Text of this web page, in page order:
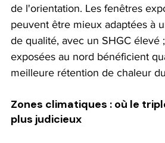
de l'orientation. Les fenêtres
peuvent être mieux adaptées à
de qualité, avec un SHGC élevé
exposées au nord bénéficient
meilleure rétention de chaleur
Zones climatiques : où le
plus judicieux